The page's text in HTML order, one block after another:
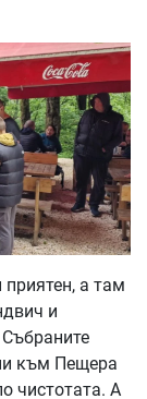
а там
и
към Пещера
чистотата. А